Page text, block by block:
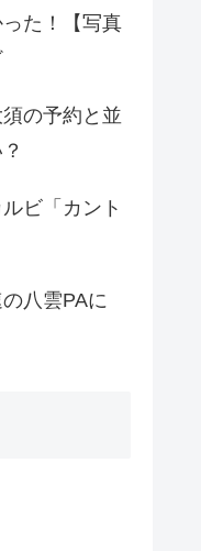
た！【写真
の予約と並
ビ「カント
八雲PAに